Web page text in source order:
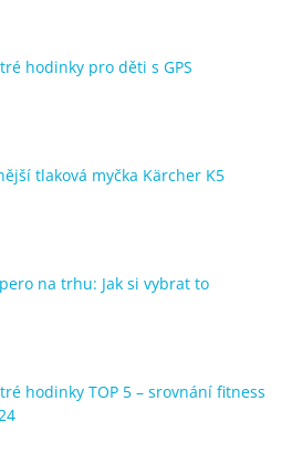
hodinky pro děti s GPS
tlaková myčka Kärcher K5
na trhu: Jak si vybrat to
hodinky TOP 5 – srovnání fitness